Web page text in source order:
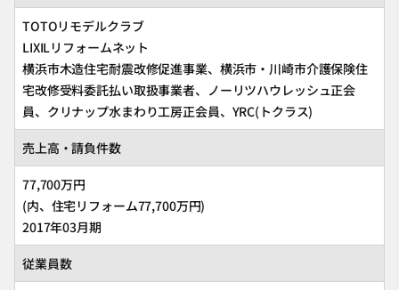
TOTOリモデルクラブ
LIXILリフォームネット
横浜市木造住宅耐震改修促進事業、横浜市・川崎市介護保険住
宅改修受料委託払い取扱事業者、ノーリツハウレッシュ正会
員、クリナップ水まわり工房正会員、YRC(トクラス)
売上高・請負件数
77,700万円
(内、住宅リフォーム77,700万円)
2017年03月期
従業員数